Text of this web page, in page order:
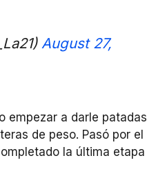
August 27,
empezar a darle patadas
de peso. Pasó por el
la última etapa